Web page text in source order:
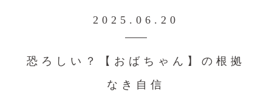
2025.06.20
恐ろしい？【おばちゃん】の根拠
なき自信